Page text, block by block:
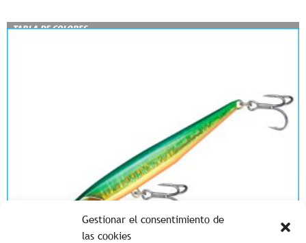
Gestionar el consentimiento de
las cookies